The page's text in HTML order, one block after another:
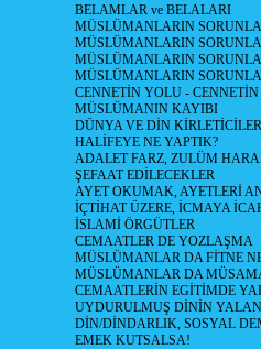
BELAMLAR ve BELALARI
MÜSLÜMANLARIN
MÜSLÜMANLARIN
MÜSLÜMANLARIN
MÜSLÜMANLARIN
CENNETİN YOLU -
MÜSLÜMANIN KAYIBI
DÜNYA VE DİN
HALİFEYE NE YAPTIK?
ADALET FARZ, ZULÜM
ŞEFAAT EDİLECEKLER
AYET OKUMAK, AYETLERİ
İÇTİHAT ÜZERE, İCMAYA
İSLAMİ ÖRGÜTLER
CEMAATLER DE YOZLAŞMA
MÜSLÜMANLAR DA FİTNE
MÜSLÜMANLAR DA
CEMAATLERİN EGİTİMDE
UYDURULMUŞ DİNİN
DİN/DİNDARLIK, SOSYAL
EMEK KUTSALSA!